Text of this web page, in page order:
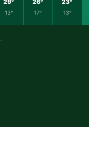
29°
13°
26°
17°
23°
13°